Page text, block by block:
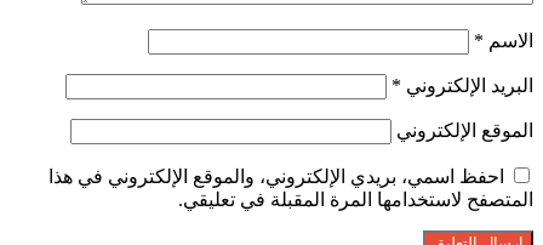
الاسم *
البريد الإلكتروني *
الموقع الإلكتروني
احفظ اسمي، بريدي الإلكتروني، والموقع الإلكتروني في هذا
المتصفح لاستخدامها المرة المقبلة في تعليقي.